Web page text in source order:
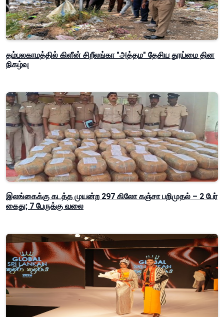
தம்பலகாமத்தில் கிளீன் சிறீலங்கா "அத்தம" தேசிய தூய்மை தின
நிகழ்வு
இலங்கைக்கு கடத்த முயன்ற 297 கிலோ கஞ்சா பறிமுதல் – 2 பேர்
கைது; 7 பேருக்கு வலை